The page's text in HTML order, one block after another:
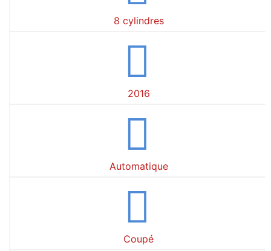
8 cylindres
2016
Automatique
Coupé